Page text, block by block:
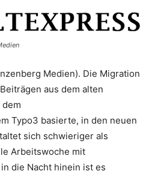
Medien). Die Migration
aus dem alten
dem
Typo3 basierte, in den neuen
sich schwieriger als
Arbeitswoche mit
die Nacht hinein ist es